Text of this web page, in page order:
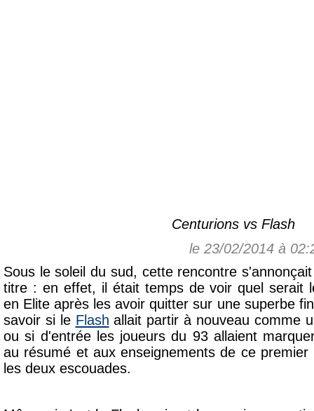
Centurions vs Flash
le 23/02/2014 à
Sous le soleil du sud, cette rencontre
titre : en effet, il était temps de voir quel serait
en Elite après les avoir quitter sur une superbe
savoir si le Flash allait partir à nouveau comme
ou si d'entrée les joueurs du 93 allaient
au résumé et aux enseignements de ce
les deux escouades.